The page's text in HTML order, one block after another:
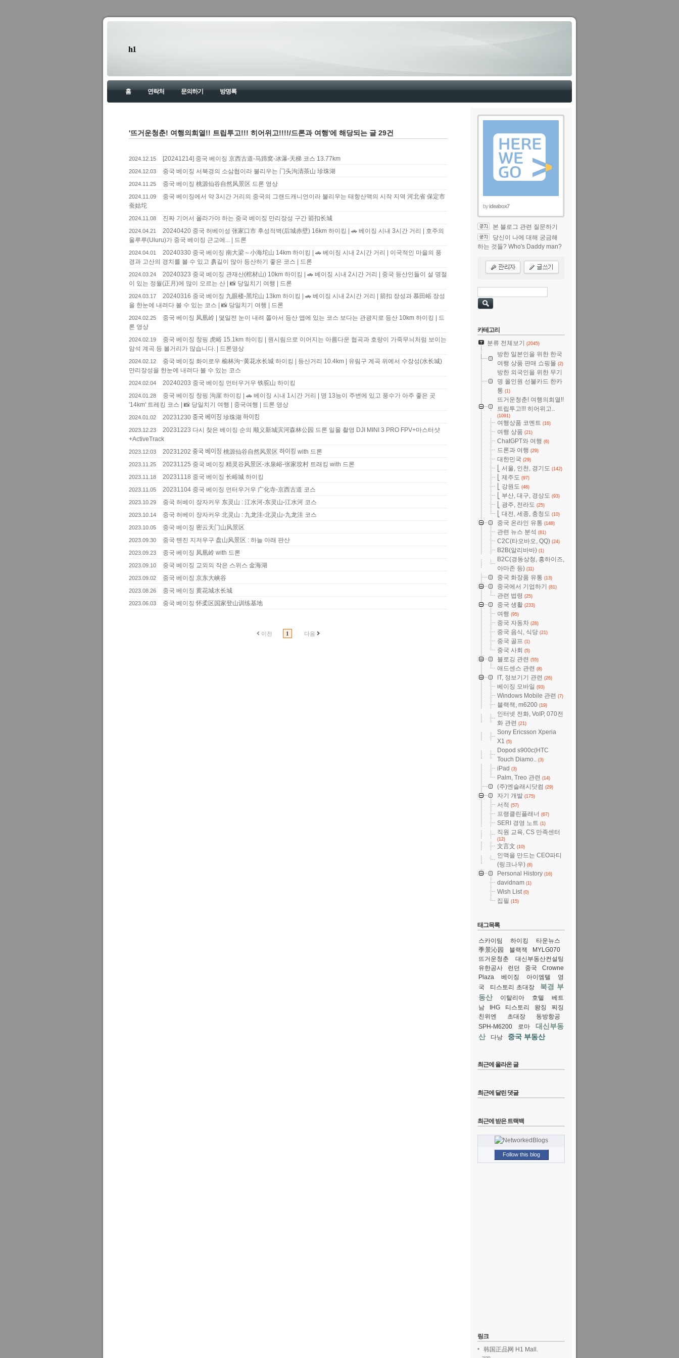
h1
홈 연락처 문의하기 방명록
'뜨거운청춘! 여행의희열!! 트립투고!!! 히어위고!!!!/드론과 여행'에 해당되는 글 29건
2024.12.15 [20241214] 중국 베이징 京西古道-马蹄窝-冰瀑-天梯 코스 13.77km
2024.12.03 중국 베이징 서북경의 소삼협이라 불리우는 门头沟清茶山 珍珠湖
2024.11.25 중국 베이징 桃源仙谷自然风景区 드론 영상
2024.11.09
중국 베이징에서 약 3시간 거리의 중국의 그랜드캐니언이라 불리우는 태항산맥의 시작 지역 河北省‌ 保定市
蚕姑坨
2024.11.08 진짜 기어서 올라가야 하는 중국 베이징 만리장성 구간 箭扣长城
2024.04.21
20240420 중국 허베이성 张家口市 후성적벽(后城赤壁) 16km 하이킹 | 🚗 베이징 시내 3시간 거리 | 호주의
울루루(Uluru)가 중국 베이징 근교에... | 드론
2024.04.01
20240330 중국 베이징 南大梁～小海坨山 14km 하이킹 | 🚗 베이징 시내 2시간 거리 | 이국적인 마을의 풍
경과 고산의 경치를 볼 수 있고 흙길이 많아 등산하기 좋은 코스 | 드론
2024.03.24
20240323 중국 베이징 관재산(棺材山) 10km 하이킹 | 🚗 베이징 시내 2시간 거리 | 중국 등산인들이 설 명절
이 있는 정월(正月)에 많이 오르는 산 | 📸 당일치기 여행 | 드론
2024.03.17
20240316 중국 베이징 九眼楼-黑坨山 13km 하이킹 | 🚗 베이징 시내 2시간 거리 | 箭扣 장성과 慕田峪 장성
을 한눈에 내려다 볼 수 있는 코스 | 📸 당일치기 여행 | 드론
2024.02.25
중국 베이징 凤凰岭 | 몇일전 눈이 내려 쫄아서 등산 앱에 있는 코스 보다는 관광지로 등산 10km 하이킹 | 드
론 영상
2024.02.19
중국 베이징 창핑 虎峪 15.1km 하이킹 | 원시림으로 이어지는 아름다운 협곡과 호랑이 가죽무늬처럼 보이는
암석 계곡 등 볼거리가 많습니다. | 드론영상
2024.02.12
중국 베이징 화이로우 榆林沟~黄花水长城 하이킹 | 등산거리 10.4km | 유림구 계곡 위에서 수장성(水长城)
만리장성을 한눈에 내려다 볼 수 있는 코스
2024.02.04 20240203 중국 베이징 먼터우거우 铁驼山 하이킹
2024.01.28
중국 베이징 창핑 沟崖 하이킹 | 🚗 베이징 시내 1시간 거리 | 명 13능이 주변에 있고 풍수가 아주 좋은 곳
'14km' 트레킹 코스 | 📸 당일치기 여행 | 중국여행 | 드론 영상
2024.01.02 20231230 중국 베이징 珍珠湖 하이킹
2023.12.23
20231223 다시 찾은 베이징 순의 顺义新城滨河森林公园 드론 일몰 촬영 DJI MINI 3 PRO FPV+마스터샷
+ActiveTrack
2023.12.03 20231202 중국 베이징 桃源仙谷自然风景区 하이킹 with 드론
2023.11.25 20231125 중국 베이징 精灵谷风景区-水泉峪-张家坟村 트래킹 with 드론
2023.11.18 20231118 중국 베이징 长峪城 하이킹
2023.11.05 20231104 중국 베이징 먼터우거우 广化寺-京西古道 코스
2023.10.29 중국 허베이 장자커우 东灵山 : 江水河-东灵山-江水河 코스
2023.10.14 중국 허베이 장자커우 北灵山 : 九龙洼-北灵山-九龙洼 코스
2023.10.05 중국 베이징 密云天门山风景区
2023.09.30 중국 톈진 지저우구 盘山风景区 : 하늘 아래 판산
2023.09.23 중국 베이징 凤凰岭 with 드론
2023.09.10 중국 베이징 교외의 작은 스위스 金海湖
2023.09.02 중국 베이징 京东大峡谷
2023.08.26 중국 베이징 黄花城水长城
2023.06.03 중국 베이징 怀柔区国家登山训练基地
이전 1 다음
byideabox7
본 블로그 관련 질문하기
당신이 나에 대해 궁금해
하는 것들? Who's Daddy man?
카테고리
분류 전체보기
(2045)
방한 일본인을 위한 한국
여행 상품 판매 쇼핑몰 (2)
방한 외국인을 위한 무기
명 올인원 선불카드 한카
통 (1)
뜨거운청춘! 여행의희열!!
트립투고!!! 히어위고..
(1091)
여행상품 코멘트 (16)
여행 상품 (21)
ChatGPT와 여행 (6)
드론과 여행 (29)
대한민국 (29)
⎣ 서울, 인천, 경기도 (142)
⎣ 제주도 (97)
⎣ 강원도 (48)
⎣ 부산, 대구, 경상도 (93)
⎣ 광주, 전라도 (25)
⎣ 대전, 세종, 충청도 (10)
중국 온라인 유통 (148)
관련 뉴스 분석 (81)
C2C(타오바오, QQ) (24)
B2B(알리바바) (1)
B2C(경동상청, 홍하이즈,
아마존 등) (11)
중국 화장품 유통 (13)
중국에서 기업하기 (81)
관련 법령 (25)
중국 생활 (233)
여행 (95)
중국 자동차 (28)
중국 음식, 식당 (21)
중국 골프 (1)
중국 사회 (5)
블로깅 관련 (55)
애드센스 관련 (8)
IT, 정보기기 관련 (26)
베이징 모바일 (93)
Windows Mobile 관련 (7)
블랙잭, m6200 (19)
인터넷 전화, VoIP, 070전
화 관련 (21)
Sony Ericsson Xperia
X1 (5)
Dopod s900c(HTC
Touch Diamo.. (3)
iPad (3)
Palm, Treo 관련 (14)
(주)엔슬래시닷컴 (29)
자기 개발 (175)
서적 (57)
프랭클린플래너 (67)
SERI 경영 노트 (1)
직원 교육, CS 만족센터
(12)
文言文 (10)
인맥을 만드는 CEO파티
(링크나우) (8)
Personal History (16)
davidnam (1)
Wish List(0)
집필 (15)
태그목록
스카이팀 하이킹
타운뉴스
季景沁园
블랙잭
MYLG070
뜨거운청춘
대신부동산컨설팅
유한공사
런던 중국
Crowne
Plaza
베이징 아이엠텔
영
국
티스토리 초대장
북경 부
동산
이탈리아 호텔
베트
남
IHG 티스토리 왕징
찌징
친위엔
초대장
동방항공
SPH-M6200
로마
대신부동
산
다낭 중국 부동산
최근에 올라온 글
최근에 달린 댓글
최근에 받은 트랙백
Follow this blog
링크
韩国正品网 H1 Mall.